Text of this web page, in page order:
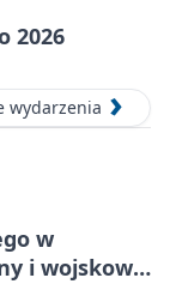
2026
wydarzenia
w
i wojskowa